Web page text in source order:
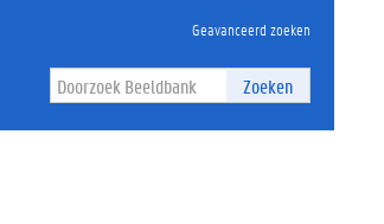
Geavanceerd zoeken
Zoeken